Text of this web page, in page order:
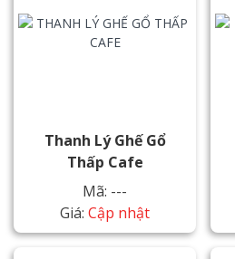
Thanh Lý Ghế Gổ
Thấp Cafe
Mã: ---
Giá: Cập nhật